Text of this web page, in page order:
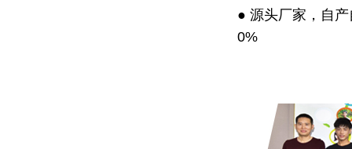
● 源头厂家，自
0%